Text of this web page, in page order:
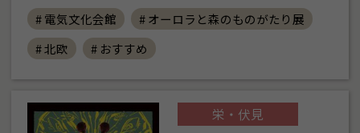
# 電気文化会館
# オーロラと森のものがたり展
# 北欧
# おすすめ
栄・伏見